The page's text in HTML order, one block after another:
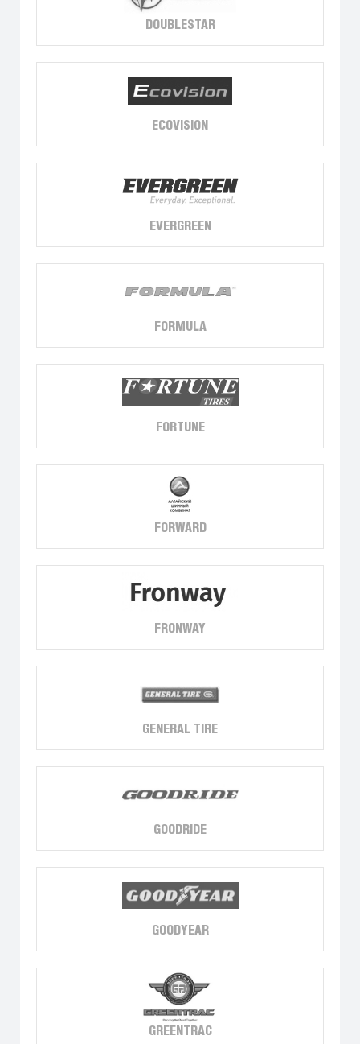
DOUBLESTAR
ECOVISION
EVERGREEN
FORMULA
FORTUNE
FORWARD
FRONWAY
GENERAL TIRE
GOODRIDE
GOODYEAR
GREENTRAC